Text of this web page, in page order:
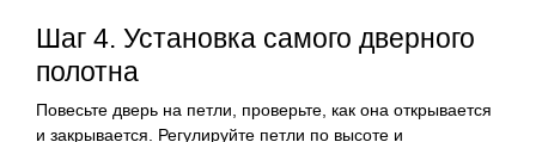
Шаг 4. Установка самого дверного
полотна
Повесьте дверь на петли, проверьте, как она открывается
и закрывается. Регулируйте петли по высоте и